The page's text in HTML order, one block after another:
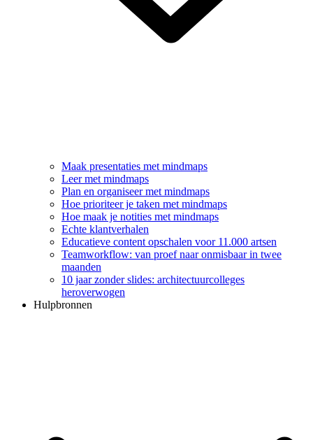
Maak presentaties met mindmaps
Leer met mindmaps
Plan en organiseer met mindmaps
Hoe prioriteer je taken met mindmaps
Hoe maak je notities met mindmaps
Echte klantverhalen
Educatieve content opschalen voor 11.000 artsen
Teamworkflow: van proef naar onmisbaar in twee
maanden
10 jaar zonder slides: architectuurcolleges
heroverwogen
Hulpbronnen